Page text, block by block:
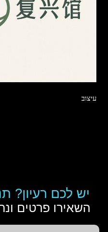
עיצוב
יש לכם רעיון?
השאירו פרטים